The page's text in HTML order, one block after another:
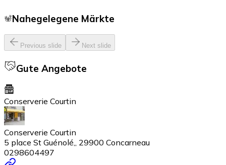
Nahegelegene Märkte
Previous slide Next slide
Gute Angebote
Conserverie Courtin
Conserverie Courtin
5 place St Guénolé,, 29900 Concarneau
0298604497